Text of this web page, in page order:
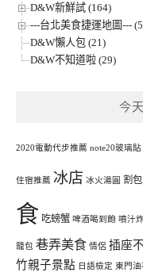
D&W新鮮試 (164)
---台北美食捷運地圖---
D&W懶人包 (21)
D&W不知道啦 (29)
今
2020電動代步推薦 note20玻璃貼
住宿推薦 冰店 冰火湯圓 割包
食 吃螃蟹 啤酒喝到飽 噴汁
籠包 巷弄美食 情侶 插座
竹親子景點 日語檢定 東門油